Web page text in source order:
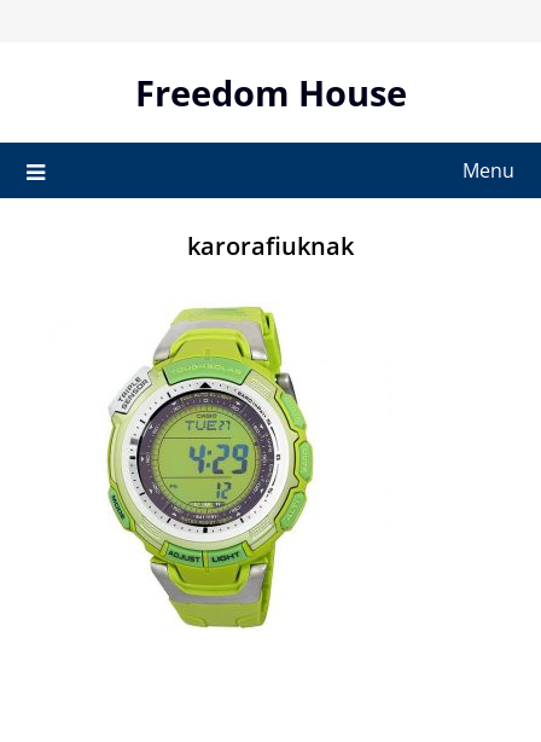
Freedom House
Menu
karorafiuknak